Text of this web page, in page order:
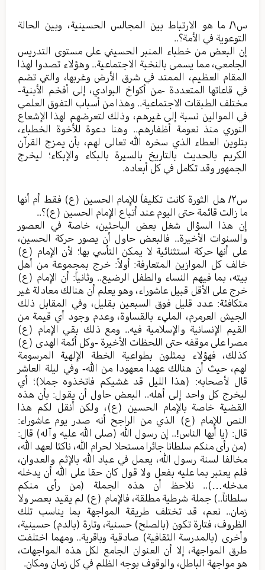
س١/ ما هو الارتباط بين المجالس الحسينية، وبين الحالة
التوعوية في الأمة؟..
إن البعض من خطباء المنبر الحسيني على مستوى التدريس
الجامعي، مما يسمى بالنخبة الاجتماعية.. وهؤلاء تصدوا لهذا
المقام العظيم، الممتد في شرق الأرض وغربها، والتي تضم
في قاعاتها المتعددة -من أكواخ البوادي، إلى أفخم الأبنية-
مختلف الطبقات الاجتماعية.. وهذا من أسباب التفوق العلمي
في الموالين نسبة إلى غيرهم، وذلك لتعرضهم لهذا الإشعاع
النوري منذ نعومة أظفارهم.. وهنا دعوة للأخوة الخطباء،
بتلوين العطاء الذي سخره الله تعالى لهم، بأن يمزج القرآن
الكريم بالحديث بالتاريخ بالسيرة بالبكاء والإبكاء؛ ليخرج
الجمهور وقد تكامل في كل أبعاده.
س٢/ هل الثورة كانت تكليفاً للإمام الحسين (ع) فقط أم أنها
ما زالت قائمة حتى اليوم عند أتباع الإمام الحسين (ع)؟..
إن هذا السؤال شغل بعض الباحثين، خاصة في العصور
والسنوات الأخيرة.. فالبعض حاول أن يصور حركة الحسين،
على أنها حركة استثنائية لا يمكن التأسي بها؛ لأن الإمام (ع)
خالف كل الموازين المتعارفة: أولاً: خرج بمجموعة من أهل
بيته، بما فيهم النساء والطفل الرضيع.. وثانياً: أن الإمام (ع)
خرج على الأقل قبيل عاشوراء، وهو يعلم أن هنالك معادلة غير
متكافئة: عدد قليل فوق السبعين بقليل، وفي المقابل ذلك
الجيش العرمرم، المليء بالقساوة، وعدم وجود أي قيمة من
القيم الإنسانية والإسلامية فيه.. ومع ذلك بقي الإمام (ع)
مصرا على موقفه حتى اللحظات الأخيرة -وكل أئمة الهدى (ع)
كذلك، فهؤلاء يمثلون بطواعية الخطة الإلهية المرسومة
لهم، حيث أن هنالك عهدا معهودا من الله- وفي ليلة العاشر
قال لأصحابه: (هذا الليل قد غشيكم فاتخذوه جملا)؛ أي
ليخرج كل واحد إلى أهله.. البعض حاول أن يقول: بأن هذه
القضية خاصة بالإمام الحسين (ع)، ولكن أنقل لكم هذا
النص للإمام (ع) الذي من الراجح أنه صدر يوم عاشوراء:
قال: (يا أيها الناس!.. إن رسول الله (صلى الله عليه وآله) قال:
(من رأى منكم سلطانا جائرا مستحلا لحرام الله، ناكثا لعهد الله،
مخالفا لسنة رسول الله، يعمل في عباد الله بالإثم والعدوان،
فلم يعتبر بما عليه بفعل ولا قول كان حقا على الله أن يدخله
مدخله…).. نلاحظ أن هذه الجملة (من رأى منكم
سلطاناً..) جملة شرطية مطلقة، فالإمام (ع) لم يقيد بعصر ولا
زمان.. نعم، قد تختلف طريقة المواجهة بما يناسب تلك
الظروف، فتارة تكون (بالصلح) حسنية، وتارة (بالدم) حسينية،
وأخرى (بالمدرسة الثقافية) صادقية وباقرية.. ومهما اختلفت
طرق المواجهة، إلا أن العنوان الجامع لكل هذه المواجهات،
هو مواجهة الباطل، والوقوف بوجه الظلم في كل زمان ومكان.